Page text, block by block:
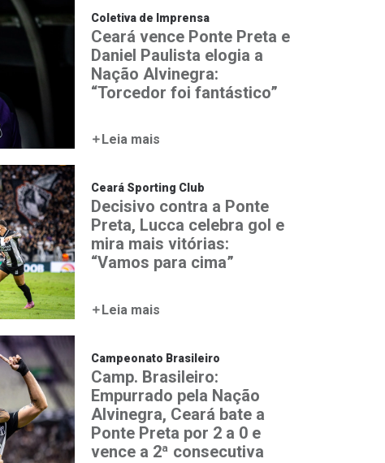
Coletiva de Imprensa
Ceará vence Ponte Preta e
Daniel Paulista elogia a
Nação Alvinegra:
“Torcedor foi fantástico”
Leia mais
Ceará Sporting Club
Decisivo contra a Ponte
Preta, Lucca celebra gol e
mira mais vitórias:
“Vamos para cima”
Leia mais
Campeonato Brasileiro
Camp. Brasileiro:
Empurrado pela Nação
Alvinegra, Ceará bate a
Ponte Preta por 2 a 0 e
vence a 2ª consecutiva